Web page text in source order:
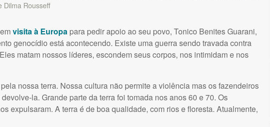
Dilma Rousseff
visita à Europapara pedir apoio ao seu povo, Tonico Benites Guarani,
genocídio está acontecendo. Existe uma guerra sendo travada contra
matam nossos líderes, escondem seus corpos, nos intimidam e nos
nossa terra. Nossa cultura não permite a violência mas os fazendeiros
la. Grande parte da terra foi tomada nos anos 60 e 70. Os
expulsaram. A terra é de boa qualidade, com rios e floresta. Atualmente,